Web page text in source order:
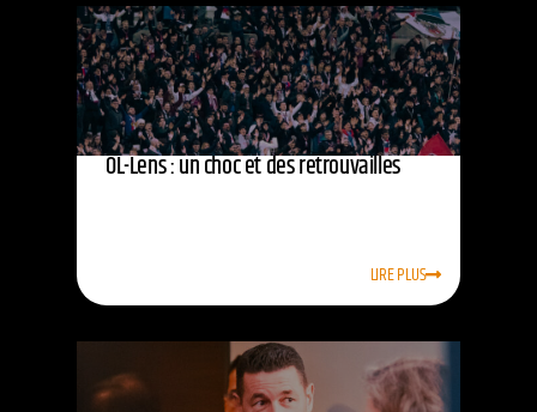
OL-Lens : un choc et des retrouvailles
LIRE PLUS